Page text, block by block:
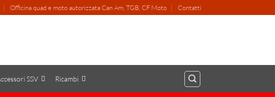
Officina quad e moto autorizzata Can Am, TGB, CF Moto Contatti
SSV Ricambi